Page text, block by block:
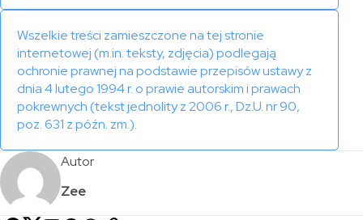
Wszelkie treści zamieszczone na tej stronie
internetowej (m.in. teksty, zdjęcia) podlegają
ochronie prawnej na podstawie przepisów ustawy z
dnia 4 lutego 1994 r. o prawie autorskim i prawach
pokrewnych (tekst jednolity z 2006 r., Dz.U. nr 90,
poz. 631 z późn. zm.).
Autor
Zee